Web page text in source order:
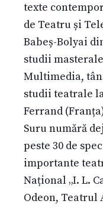
texte
de Teatru și
Babeș-Bolyai
studii
Multimedia,
studii teatrale
Ferrand
Suru numără
peste 30 de
importante
Național „I. L.
Odeon, Teatrul